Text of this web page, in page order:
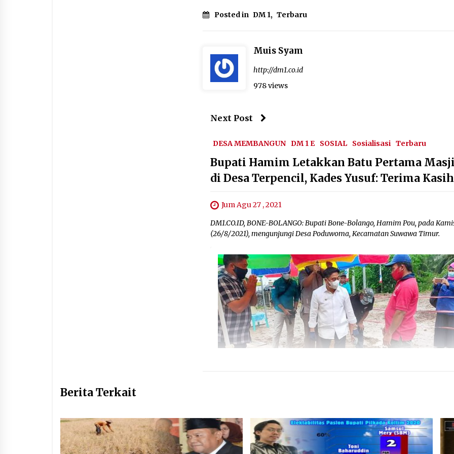
Posted in DM 1, Terbaru
Muis Syam
http://dm1.co.id
978 views
Next Post
DESA MEMBANGUN DM 1 E SOSIAL Sosialisasi Terbaru
Bupati Hamim Letakkan Batu Pertama
di Desa Terpencil, Kades Yusuf: Terima Kasih
Jum Agu 27 , 2021
DM1.CO.ID, BONE-BOLANGO: Bupati Bone-Bolango, Hamim Pou, pada
(26/8/2021), mengunjungi Desa Poduwoma, Kecamatan Suwawa Timur.
Berita Terkait